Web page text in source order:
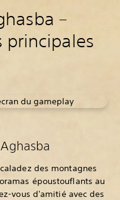
–
principales
des montagnes
époustouflants au
vous d'amitié avec des